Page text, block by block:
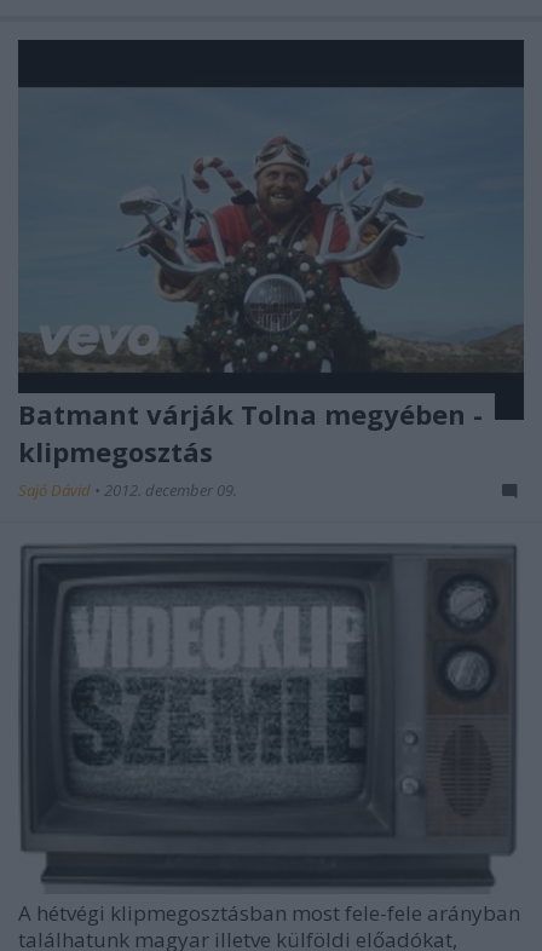
Batmant várják Tolna megyében -
klipmegosztás
Sajó Dávid • 2012. december 09.
A hétvégi klipmegosztásban most fele-fele arányban
találhatunk magyar illetve külföldi előadókat,